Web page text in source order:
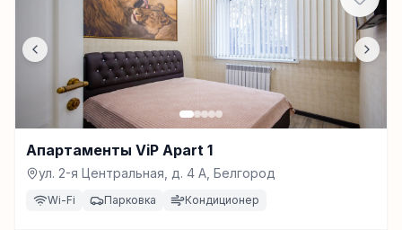
Апартаменты ViP Apart 1
ул. 2-я Центральная, д. 4 А, Белгород
Wi-Fi Парковка Кондиционер